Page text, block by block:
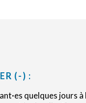
(-) :
quelques jours